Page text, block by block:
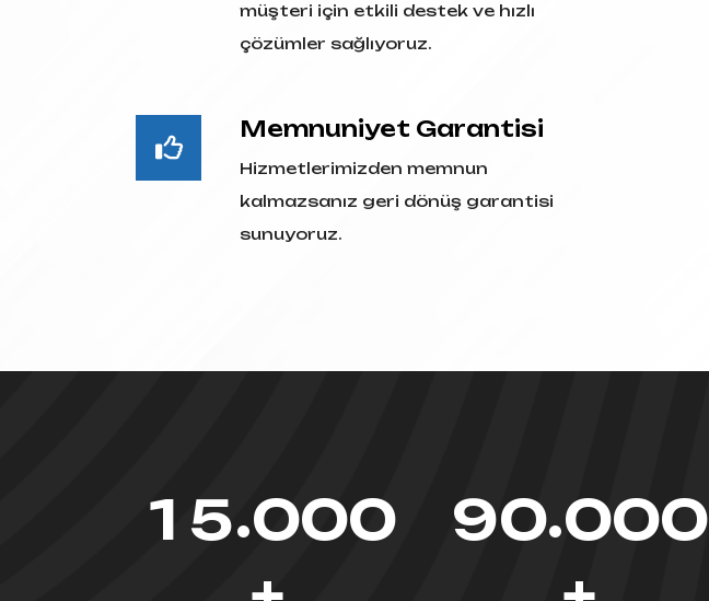
müşteri için etkili destek ve hızlı
çözümler sağlıyoruz.
Memnuniyet Garantisi
Hizmetlerimizden memnun
kalmazsanız geri dönüş garantisi
sunuyoruz.
1 5.000
90.000